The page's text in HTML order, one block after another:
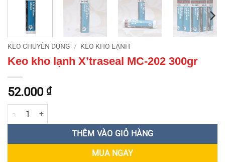
KEO CHUYÊN DỤNG / KEO KHO LẠNH
Keo kho lạnh X’traseal MC-202 300gr
52.000 ₫
Keo kho lạnh X'traseal MC-202 300gr số lượng
THÊM VÀO GIỎ HÀNG
MUA NGAY